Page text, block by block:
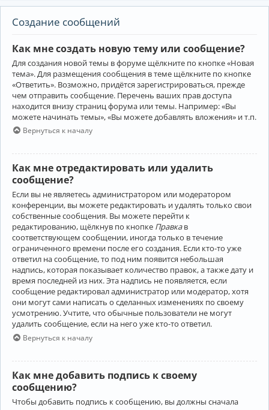
Создание сообщений
Как мне создать новую тему или сообщение?
Для создания новой темы в форуме щёлкните по кнопке «Новая
тема». Для размещения сообщения в теме щёлкните по кнопке
«Ответить». Возможно, придётся зарегистрироваться, прежде
чем отправить сообщение. Перечень ваших прав доступа
находится внизу страниц форума или темы. Например: «Вы
можете начинать темы», «Вы можете добавлять вложения» и т.п.
Вернуться к началу
Как мне отредактировать или удалить
сообщение?
Если вы не являетесь администратором или модератором
конференции, вы можете редактировать и удалять только свои
собственные сообщения. Вы можете перейти к
редактированию, щёлкнув по кнопке Правкав
соответствующем сообщении, иногда только в течение
ограниченного времени после его создания. Если кто-то уже
ответил на сообщение, то под ним появится небольшая
надпись, которая показывает количество правок, а также дату и
время последней из них. Эта надпись не появляется, если
сообщение редактировал администратор или модератор, хотя
они могут сами написать о сделанных изменениях по своему
усмотрению. Учтите, что обычные пользователи не могут
удалить сообщение, если на него уже кто-то ответил.
Вернуться к началу
Как мне добавить подпись к своему
сообщению?
Чтобы добавить подпись к сообщению, вы должны сначала